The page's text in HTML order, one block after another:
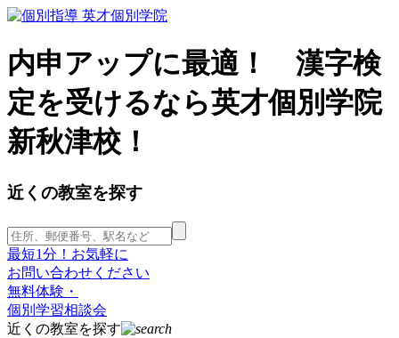
内申アップに最適！ 漢字検
定を受けるなら英才個別学院
新秋津校！
近くの教室を探す
最短1分！お気軽に
お問い合わせください
無料体験・
個別学習相談会
近くの教室を探す